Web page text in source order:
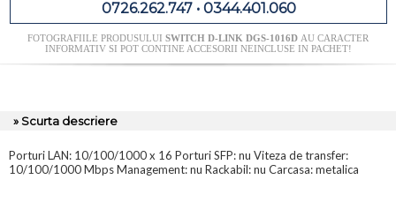
0726.262.747 • 0344.401.060
FOTOGRAFIILE PRODUSULUI SWITCH D-LINK DGS-1016D AU CARACTER
INFORMATIV SI POT CONTINE ACCESORII NEINCLUSE IN PACHET!
» Scurta descriere
Porturi LAN: 10/100/1000 x 16 Porturi SFP: nu Viteza de transfer:
10/100/1000 Mbps Management: nu Rackabil: nu Carcasa: metalica